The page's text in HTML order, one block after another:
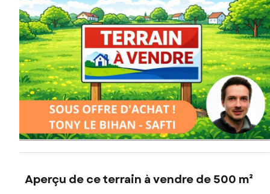
Aperçu de ce terrain à vendre de 500 m²